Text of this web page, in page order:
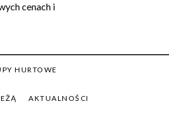
cenach i
HURTOWE
AKTUALNOŚCI